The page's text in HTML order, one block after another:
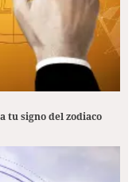
tu signo del zodiaco